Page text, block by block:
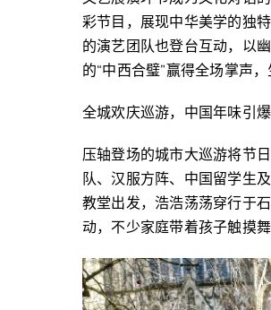
彩节目，展现中华美学的独
的演艺团队也登台互动，以
的“中西合璧”赢得全场掌声
全城欢庆巡游，中国年味引
压轴登场的城市大巡游将节
队、汉服方阵、中国留学生
教堂出发，浩浩荡荡穿行于
动，不少家庭带着孩子触摸